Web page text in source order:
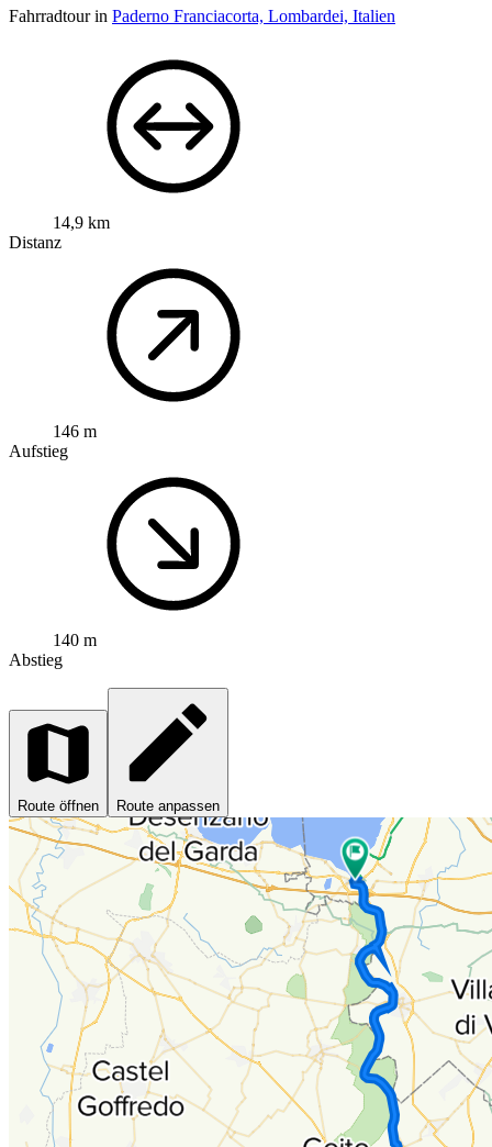
Fahrradtour in Paderno Franciacorta, Lombardei, Italien
14,9 km
Distanz
146 m
Aufstieg
140 m
Abstieg
Route öffnen Route anpassen